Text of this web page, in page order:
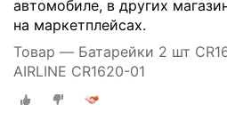
автомобиле, в других
на маркетплейсах.
Товар — Батарейки 2 шт
AIRLINE CR1620-01